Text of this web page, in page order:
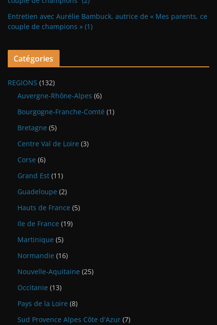
Entretien avec Aurélie Bambuck, autrice de « Mes parents, ce
couple de champions » (1)
Catégories
REGIONS (132)
Auvergne-Rhône-Alpes (6)
Bourgogne-Franche-Comté (1)
Bretagne (5)
Centre Val de Loire (3)
Corse (6)
Grand Est (11)
Guadeloupe (2)
Hauts de France (5)
Ile de France (19)
Martinique (5)
Normandie (16)
Nouvelle-Aquitaine (25)
Occitanie (13)
Pays de la Loire (8)
Sud Provence Alpes Côte d'Azur (7)